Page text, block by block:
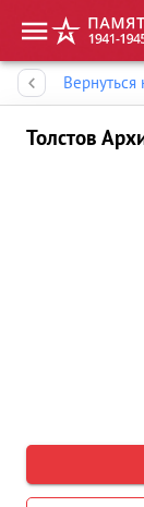
Вернуться
Толстов
Память народа